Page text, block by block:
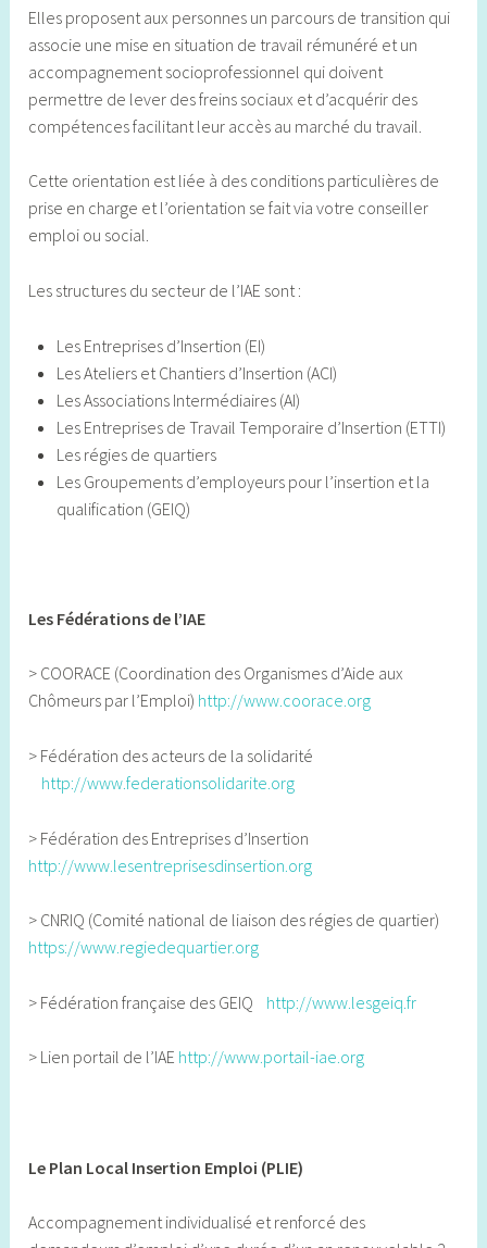
Elles proposent aux personnes un parcours de transition qui
associe une mise en situation de travail rémunéré et un
accompagnement socioprofessionnel qui doivent
permettre de lever des freins sociaux et d’acquérir des
compétences facilitant leur accès au marché du travail.
Cette orientation est liée à des conditions particulières de
prise en charge et l’orientation se fait via votre conseiller
emploi ou social.
Les structures du secteur de l’IAE sont :
Les Entreprises d’Insertion (EI)
Les Ateliers et Chantiers d’Insertion (ACI)
Les Associations Intermédiaires (AI)
Les Entreprises de Travail Temporaire d’Insertion (ETTI)
Les régies de quartiers
Les Groupements d’employeurs pour l’insertion et la
qualification (GEIQ)
Les Fédérations de l’IAE
> COORACE (Coordination des Organismes d’Aide aux
Chômeurs par l’Emploi) http://www.coorace.org
> Fédération des acteurs de la solidarité
http://www.federationsolidarite.org
> Fédération des Entreprises d’Insertion
http://www.lesentreprisesdinsertion.org
> CNRIQ (Comité national de liaison des régies de quartier)
https://www.regiedequartier.org
> Fédération française des GEIQ http://www.lesgeiq.fr
> Lien portail de l’IAE http://www.portail-iae.org
Le Plan Local Insertion Emploi (PLIE)
Accompagnement individualisé et renforcé des